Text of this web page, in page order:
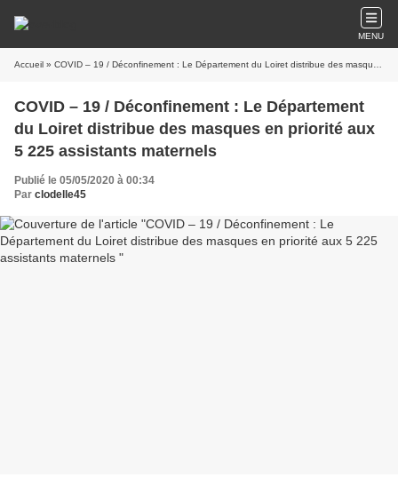
MENU
Accueil » COVID – 19 / Déconfinement : Le Département du Loiret distribue des masques en priorité aux 5 225 assistants maternels
COVID – 19 / Déconfinement : Le Département
du Loiret distribue des masques en priorité aux
5 225 assistants maternels
Publié le 05/05/2020 à 00:34
Par clodelle45